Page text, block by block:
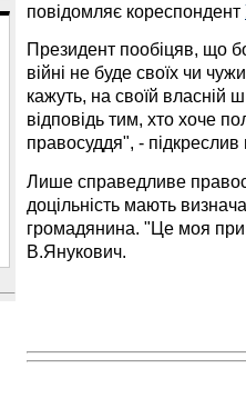
повідомляє кореспондент
Президент пообіцяв, що
війні не буде своїх чи
кажуть, на своїй власній
відповідь тим, хто хоче
правосуддя", - підкреслив
Лише справедливе
доцільність мають
громадянина. "Це моя
В.Янукович.